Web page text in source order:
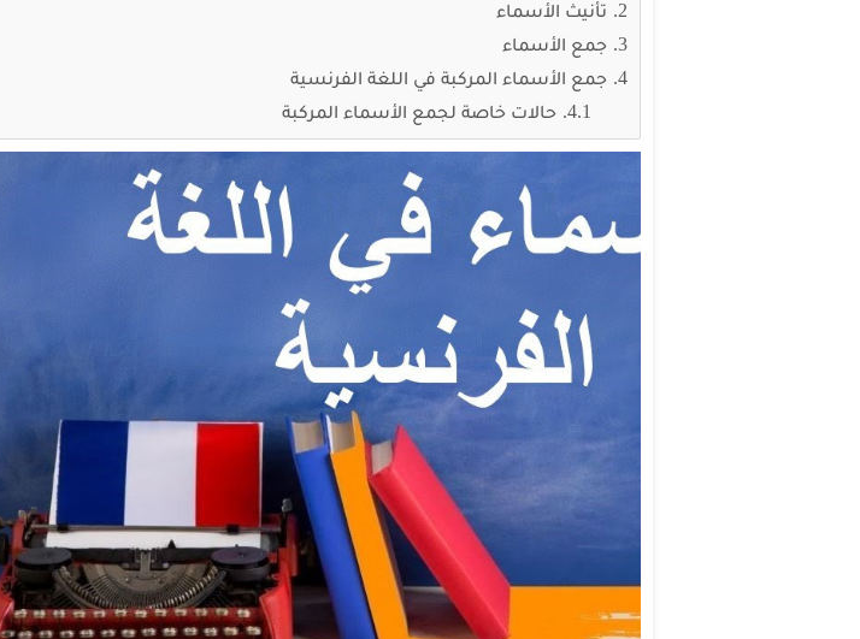
تأنيث الأسماء
جمع الأسماء
جمع الأسماء المركبة في اللغة الفرنسية
حالات خاصة لجمع الأسماء المركبة